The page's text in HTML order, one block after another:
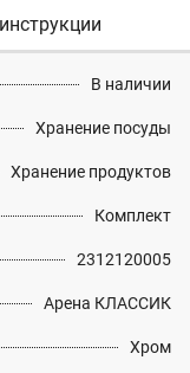
В наличии
Хранение посуды
Хранение продуктов
Комплект
2312120005
Арена КЛАССИК
Хром